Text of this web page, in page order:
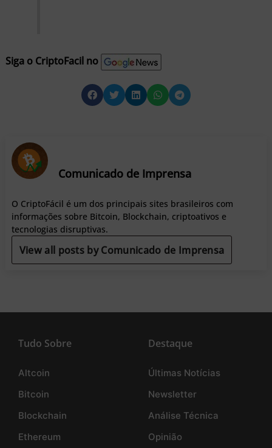
Siga o CriptoFacil no
Comunicado de Imprensa
O CriptoFácil é um dos principais sites brasileiros com
informações sobre Bitcoin, Blockchain, criptoativos e
tecnologias disruptivas.
View all posts by Comunicado de Imprensa
Tudo Sobre
Altcoin
Bitcoin
Blockchain
Ethereum
Destaque
Últimas Notícias
Newsletter
Análise Técnica
Opinião